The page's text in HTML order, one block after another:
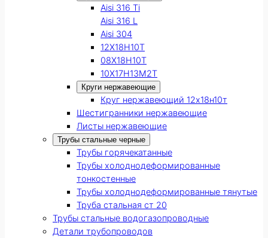
Aisi 316 Ti
Aisi 316 L
Aisi 304
12Х18Н10Т
08Х18Н10Т
10Х17Н13М2Т
Круги нержавеющие
Круг нержавеющий 12х18н10т
Шестигранники нержавеющие
Листы нержавеющие
Трубы стальные черные
Трубы горячекатанные
Трубы холоднодеформированные
тонкостенные
Трубы холоднодеформированные тянутые
Труба стальная ст 20
Трубы стальные водогазопроводные
Детали трубопроводов